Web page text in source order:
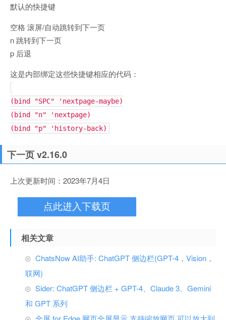
默认的快捷键
空格 滚屏/自动跳转到下一页
n 跳转到下一页
p 后退
这是内部绑定这些快捷键相应的代码：
(bind "SPC" 'nextpage-maybe)
(bind "n" 'nextpage)
(bind "p" 'history-back)
下一页 v2.16.0
上次更新时间：2023年7月4日
点此进入下载页
相关文章
ChatsNow AI助手: ChatGPT 侧边栏(GPT-4，Vision，
联网)
Sider: ChatGPT 侧边栏 + GPT-4、Claude 3、Gemini
和 GPT 系列